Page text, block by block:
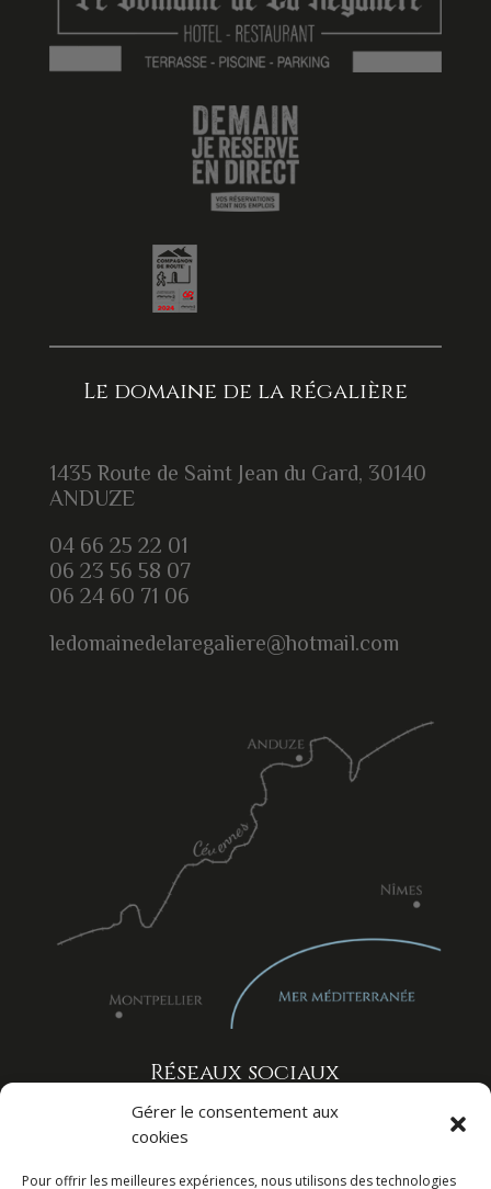
Gérer le consentement aux
cookies
Pour offrir les meilleures expériences, nous utilisons des technologies
Le domaine de la régalière
1435 Route de Saint Jean du Gard, 30140
ANDUZE
04 66 25 22 01
06 23 56 58 07
06 24 60 71 06
ledomainedelaregaliere@hotmail.com
Réseaux sociaux